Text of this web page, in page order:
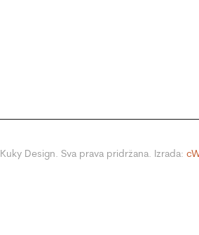
Kuky Design. Sva prava pridržana. Izrada: